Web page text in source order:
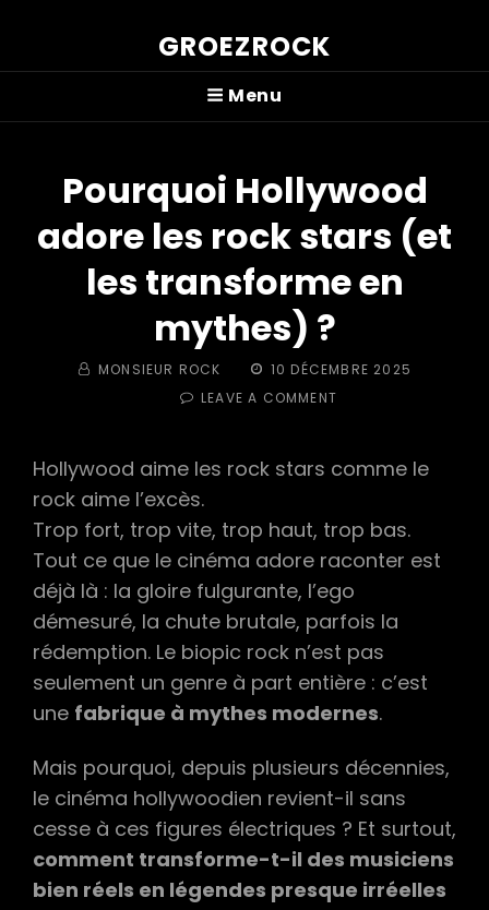
GROEZROCK
Menu
Pourquoi Hollywood
adore les rock stars (et
les transforme en
mythes) ?
BY MONSIEUR ROCK
POSTED
ON
10 DÉCEMBRE 2025
LEAVE A COMMENT
LES
STARS
(ET
LES
TRANSFORME
EN
MYTHES)
?
Hollywood aime les rock stars comme le
rock aime l’excès.
Trop fort, trop vite, trop haut, trop bas.
Tout ce que le cinéma adore raconter est
déjà là : la gloire fulgurante, l’ego
démesuré, la chute brutale, parfois la
rédemption. Le biopic rock n’est pas
seulement un genre à part entière : c’est
une fabrique à mythes modernes.
Mais pourquoi, depuis plusieurs décennies,
le cinéma hollywoodien revient-il sans
cesse à ces figures électriques ? Et surtout,
comment transforme-t-il des musiciens
bien réels en légendes presque irréelles